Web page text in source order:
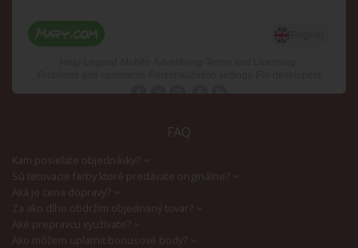
FAQ
Kam posielate objednávky?
Sú tetovacie farby ktoré predávate originálne?
Aká je cena dopravy?
Za ako dlho obdržím objednaný tovar?
Aké prepravcu využívate?
Ako môžem uplatniť bonusové body?